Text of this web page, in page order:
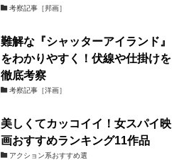
考察記事［邦画］
難解な『シャッターアイランド』
をわかりやすく！伏線や仕掛けを
徹底考察
考察記事［洋画］
美しくてカッコイイ！女スパイ映
画おすすめランキング11作品
アクション系おすすめ選